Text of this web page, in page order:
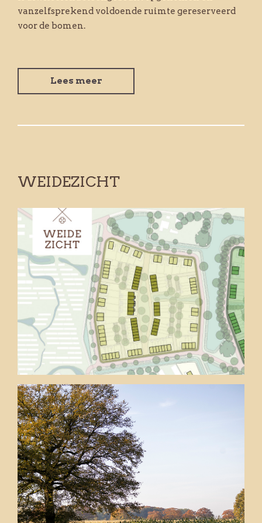
vanzelfsprekend voldoende ruimte gereserveerd
voor de bomen.
Lees meer
WEIDEZICHT